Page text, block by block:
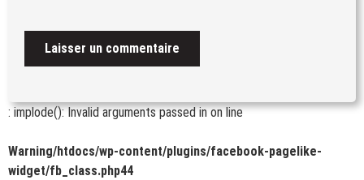
: implode(): Invalid arguments passed inon line
Warning/htdocs/wp-content/plugins/facebook-pagelike-
widget/fb_class.php44